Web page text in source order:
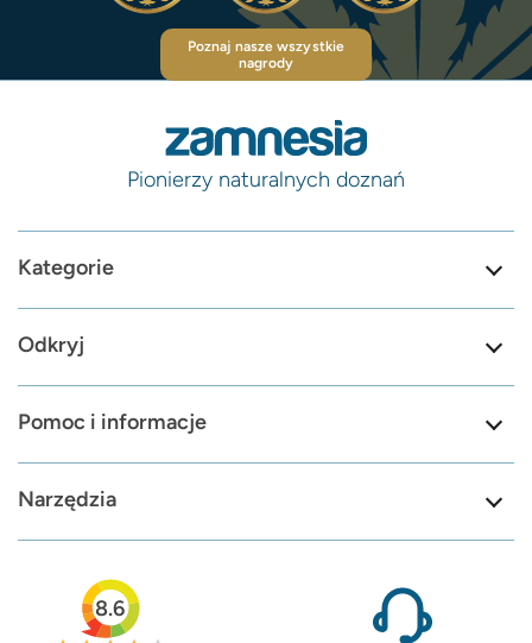
Poznaj nasze wszystkie
nagrody
Pionierzy naturalnych doznań
Kategorie
Odkryj
Pomoc i informacje
Narzędzia
8.6